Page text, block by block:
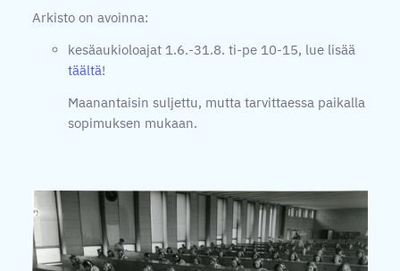
Arkisto on avoinna:
kesäaukioloajat 1.6.-31.8. ti-pe 10-15, lue lisää
täältä!
Maanantaisin suljettu, mutta tarvittaessa paikalla
sopimuksen mukaan.